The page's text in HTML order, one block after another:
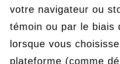
votre navigateur ou
témoin ou par le biais
lorsque vous
plateforme (comme